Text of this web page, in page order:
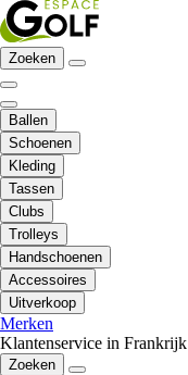
Zoeken
Ballen
Schoenen
Kleding
Tassen
Clubs
Trolleys
Handschoenen
Accessoires
Uitverkoop
Merken
Klantenservice in Frankrijk
Zoeken